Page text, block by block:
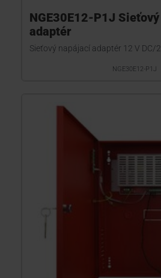
NGE30E12-P1J
adaptér
Sieťový napájací adaptér 12 V DC/
NGE30E12-P1J